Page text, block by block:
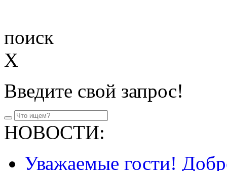
поиск
X
Введите свой запрос!
НОВОСТИ:
Уважаемые гости!